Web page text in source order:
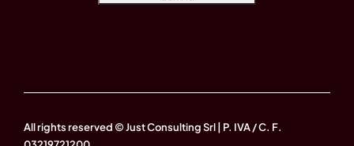
All rights reserved © Just Consulting Srl | P. IVA / C. F.